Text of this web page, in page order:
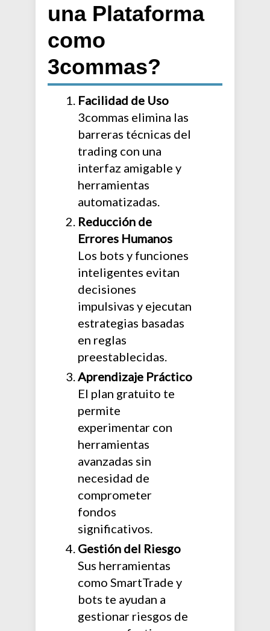
una Plataforma
como
3commas?
Facilidad de Uso
3commas elimina las
barreras técnicas del
trading con una
interfaz amigable y
herramientas
automatizadas.
Reducción de
Errores Humanos
Los bots y funciones
inteligentes evitan
decisiones
impulsivas y ejecutan
estrategias basadas
en reglas
preestablecidas.
Aprendizaje Práctico
El plan gratuito te
permite
experimentar con
herramientas
avanzadas sin
necesidad de
comprometer
fondos
significativos.
Gestión del Riesgo
Sus herramientas
como SmartTrade y
bots te ayudan a
gestionar riesgos de